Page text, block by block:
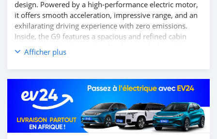
design. Powered by a high-performance electric motor,
it offers smooth acceleration, impressive range, and an
exhilarating driving experience with zero emissions.
Inside, the G9 features a spacious and refined cabin
equipped with advanced technology, including a large
touchscreen display, AI-powered infotainment system,
and a suite of intelligent driver-assist features, ensuring
every journey is safe, connected, and effortless.
Experience the future of luxury electric SUVs — the
XPENG G9.
Contact us today to learn more and schedule your test
drive!
Afficher plus